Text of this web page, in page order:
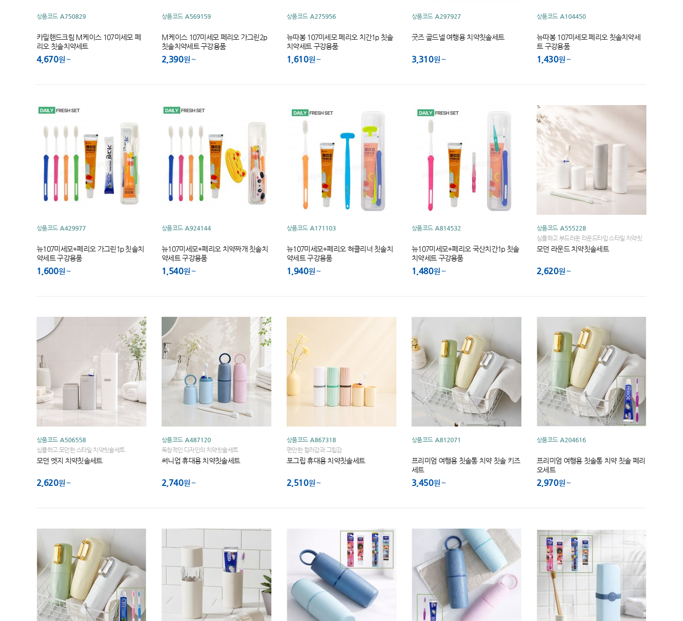
상품코드 A750829
카밀핸드크림 M케이스 107미세모 페
리오 칫솔치약세트
4,670원
상품코드 A569159
M케이스 107미세모 페리오 가그린2p
칫솔치약세트 구강용품
2,390원
상품코드 A275956
뉴따봉 107미세모 페리오 치간1p 칫솔
치약세트 구강용품
1,610원
상품코드 A297927
굿즈 골드넬 여행용 치약칫솔세트
3,310원
상품코드 A104450
뉴따봉 107미세모 페리오 칫솔치약세
트 구강용품
1,430원
상품코드 A429977
뉴107미세모+페리오 가그린1p 칫솔치
약세트 구강용품
1,600원
상품코드 A924144
뉴107미세모+페리오 치약짜개 칫솔치
약세트 구강용품
1,540원
상품코드 A171103
뉴107미세모+페리오 혀클리너 칫솔치
약세트 구강용품
1,940원
상품코드 A814532
뉴107미세모+페리오 국산치간1p 칫솔
치약세트 구강용품
1,480원
상품코드 A555228
심플하고 부드러운 라운드타입 스타일 치약칫
솔세트
모던 라운드 치약칫솔세트
2,620원
상품코드 A506558
심플하고 모던한 스타일 치약칫솔세트
모던 엣지 치약칫솔세트
2,620원
상품코드 A487120
독창적인 디자인의 치약칫솔세트
써니업 휴대용 치약칫솔세트
2,740원
상품코드 A867318
편안한 컬러감과 그립감
포그립 휴대용 치약칫솔세트
2,510원
상품코드 A812071
프리미엄 여행용 칫솔통 치약 칫솔 키즈
세트
3,450원
상품코드 A204616
프리미엄 여행용 칫솔통 치약 칫솔 페리
오세트
2,970원